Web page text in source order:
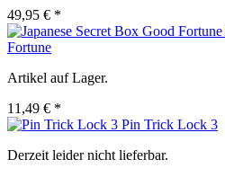
49,95 € *
Fortune
Artikel auf Lager.
11,49 € *
Pin Trick Lock 3
Derzeit leider nicht lieferbar.